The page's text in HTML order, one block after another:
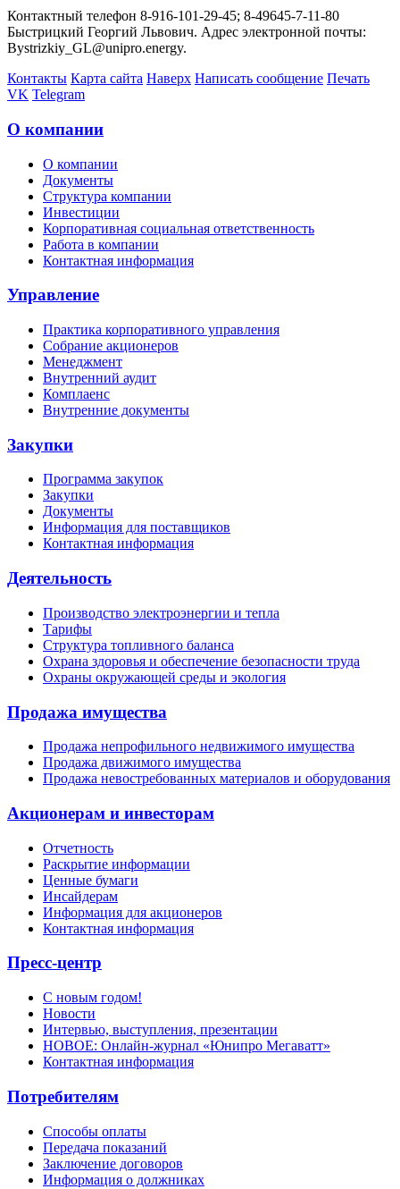
Контактный телефон 8-916-101-29-45; 8-49645-7-11-80
Быстрицкий Георгий Львович. Адрес электронной почты:
Bystrizkiy_GL@unipro.energy.
Контакты Карта сайта Наверх Написать сообщение Печать
VK Telegram
О компании
О компании
Документы
Структура компании
Инвестиции
Корпоративная социальная ответственность
Работа в компании
Контактная информация
Управление
Практика корпоративного управления
Собрание акционеров
Менеджмент
Внутренний аудит
Комплаенс
Внутренние документы
Закупки
Программа закупок
Закупки
Документы
Информация для поставщиков
Контактная информация
Деятельность
Производство электроэнергии и тепла
Тарифы
Структура топливного баланса
Охрана здоровья и обеспечение безопасности труда
Охраны окружающей среды и экология
Продажа имущества
Продажа непрофильного недвижимого имущества
Продажа движимого имущества
Продажа невостребованных материалов и оборудования
Акционерам и инвесторам
Отчетность
Раскрытие информации
Ценные бумаги
Инсайдерам
Информация для акционеров
Контактная информация
Пресс-центр
С новым годом!
Новости
Интервью, выступления, презентации
НОВОЕ: Онлайн-журнал «Юнипро Мегаватт»
Контактная информация
Потребителям
Способы оплаты
Передача показаний
Заключение договоров
Информация о должниках